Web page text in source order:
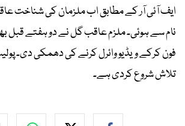
ایف آئی آر کے مطابق اب ملزمان کی شناخت
نام سے ہوئی۔ ملزم عاقب گل نے دو ہفتے قبل
فون کرکے ویڈیو وائرل کرنے کی دھمکی دی۔
تلاش شروع کردی ہے۔